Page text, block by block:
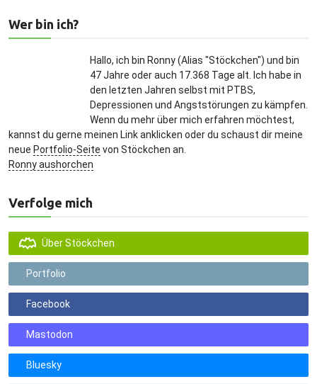
Wer bin ich?
Hallo, ich bin Ronny (Alias "Stöckchen") und bin
47 Jahre oder auch 17.368 Tage alt. Ich habe in
den letzten Jahren selbst mit PTBS,
Depressionen und Angststörungen zu kämpfen.
Wenn du mehr über mich erfahren möchtest,
kannst du gerne meinen Link anklicken oder du schaust dir meine
neue Portfolio-Seite von Stöckchen an.
Ronny aushorchen
Verfolge mich
Über Stöckchen
Portfolio
Facebook
Mastodon
Bluesky